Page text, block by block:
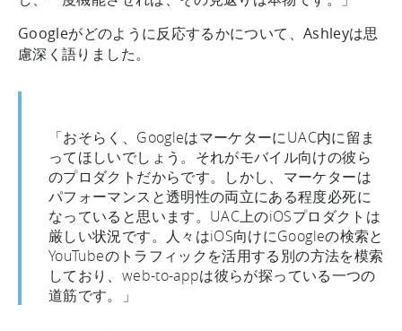
Googleがどのように反応するかについて、Ashleyは思
慮深く語りました。
「おそらく、GoogleはマーケターにUAC内に留ま
ってほしいでしょう。それがモバイル向けの彼ら
のプロダクトだからです。しかし、マーケターは
パフォーマンスと透明性の両立にある程度必死に
なっていると思います。UAC上のiOSプロダクトは
厳しい状況です。人々はiOS向けにGoogleの検索と
YouTubeのトラフィックを活用する別の方法を模索
しており、web-to-appは彼らが探っている一つの
道筋です。」